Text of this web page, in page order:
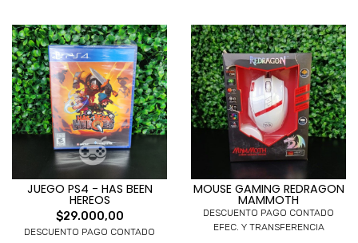
JUEGO PS4 - HAS BEEN
HEREOS
$29.000,00
DESCUENTO PAGO CONTADO
MOUSE GAMING REDRAGON
MAMMOTH
DESCUENTO PAGO CONTADO
EFEC. Y TRANSFERENCIA